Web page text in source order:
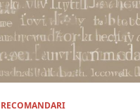
RECOMANDARI